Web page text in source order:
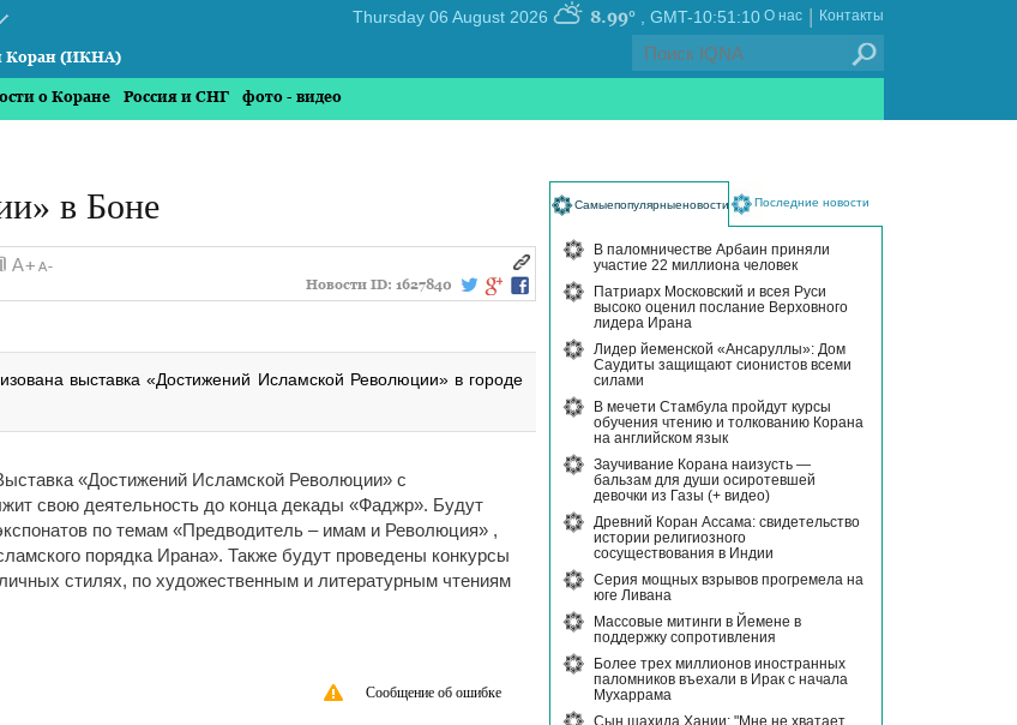
Коран (ИКНА)
GMT-10:51:10
8.99° Контакты
|
О нас
о Коране Россия и СНГ фото - видео
в Боне
Новости ID: 1627840
выставка «Достижений Исламской Революции» в городе
«Достижений Исламской Революции» с
свою деятельность до конца декады «Фаджр». Будут
по темам «Предводитель – имам и Революция» ,
порядка Ирана». Также будут проведены конкурсы
стилях, по художественным и литературным чтениям
Сообщение об ошибке
Самыепопулярныеновости Последние новости
В паломничестве Арбаин приняли
участие 22 миллиона человек
Патриарх Московский и всея Руси
высоко оценил послание Верховного
лидера Ирана
Лидер йеменской «Ансаруллы»: Дом
Саудиты защищают сионистов всеми
силами
В мечети Стамбула пройдут курсы
обучения чтению и толкованию Корана
на английском язык
Заучивание Корана наизусть —
бальзам для души осиротевшей
девочки из Газы (+ видео)
Древний Коран Ассама: свидетельство
истории религиозного
сосуществования в Индии
Серия мощных взрывов прогремела на
юге Ливана
Массовые митинги в Йемене в
поддержку сопротивления
Более трех миллионов иностранных
паломников въехали в Ирак с начала
Мухаррама
Сын шахида Хании: "Мне не хватает